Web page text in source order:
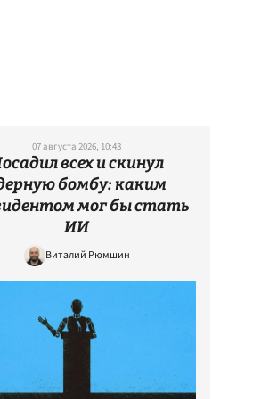
07 августа 2026, 10:43
всех и скинул
бомбу: каким
мог бы стать
ИИ
Виталий Рюмшин